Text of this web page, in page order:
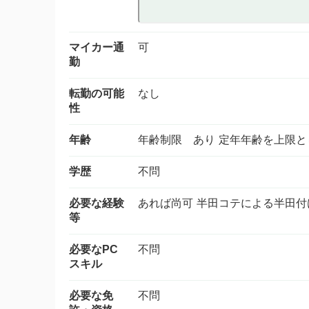
マイカー通
勤
可
転勤の可能
性
なし
年齢 年齢制限 あり 定年年齢を上限と
学歴 不問
必要な経験
等
あれば尚可 半田コテによる半田付
必要なPC
スキル
不問
必要な免
不問